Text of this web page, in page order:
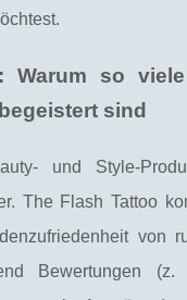
Warum so
sind
und Style-
The Flash Tattoo
von
Bewertungen